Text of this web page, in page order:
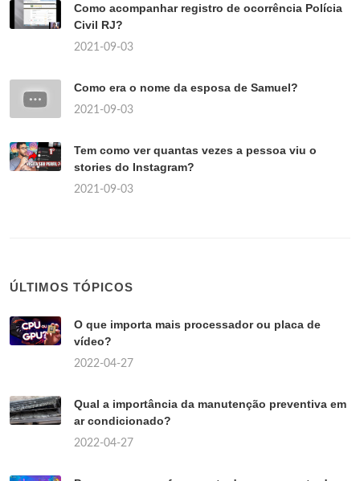
Como acompanhar registro de ocorrência Polícia
Civil RJ?
2021-09-03
Como era o nome da esposa de Samuel?
2021-09-03
Tem como ver quantas vezes a pessoa viu o
stories do Instagram?
2021-09-03
ÚLTIMOS TÓPICOS
O que importa mais processador ou placa de
vídeo?
2022-04-27
Qual a importância da manutenção preventiva em
ar condicionado?
2022-04-27